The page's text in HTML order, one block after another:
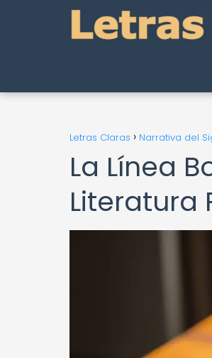
Letras Claras Narrativa del
La Línea
Literatura